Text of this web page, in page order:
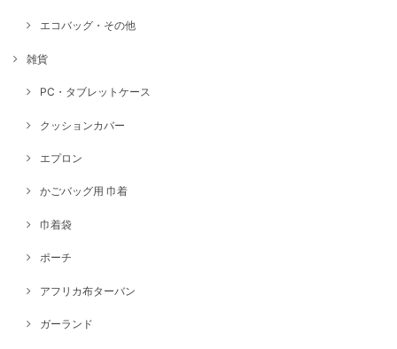
エコバッグ・その他
雑貨
PC・タブレットケース
クッションカバー
エプロン
かごバッグ用 巾着
巾着袋
ポーチ
アフリカ布ターバン
ガーランド